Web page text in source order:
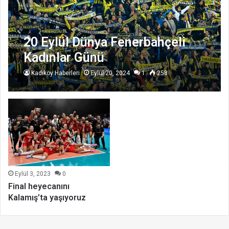
20 Eylül Dünya Fenerbahçeli
Kadınlar Günü
Kadıköy Haberleri Eylül 20, 2024 1 258
Eylül 3, 2023 0
Final heyecanını
Kalamış’ta yaşıyoruz